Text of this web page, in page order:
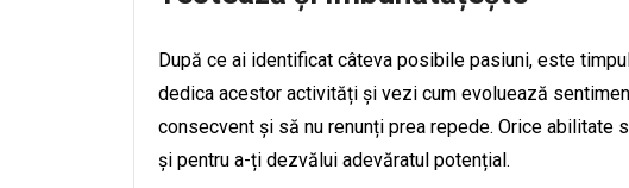
După ce ai identificat câteva posibile pasiuni, este
dedica acestor activități și vezi cum evoluează
consecvent și să nu renunți prea repede. Orice
și pentru a-ți dezvălui adevăratul potențial.